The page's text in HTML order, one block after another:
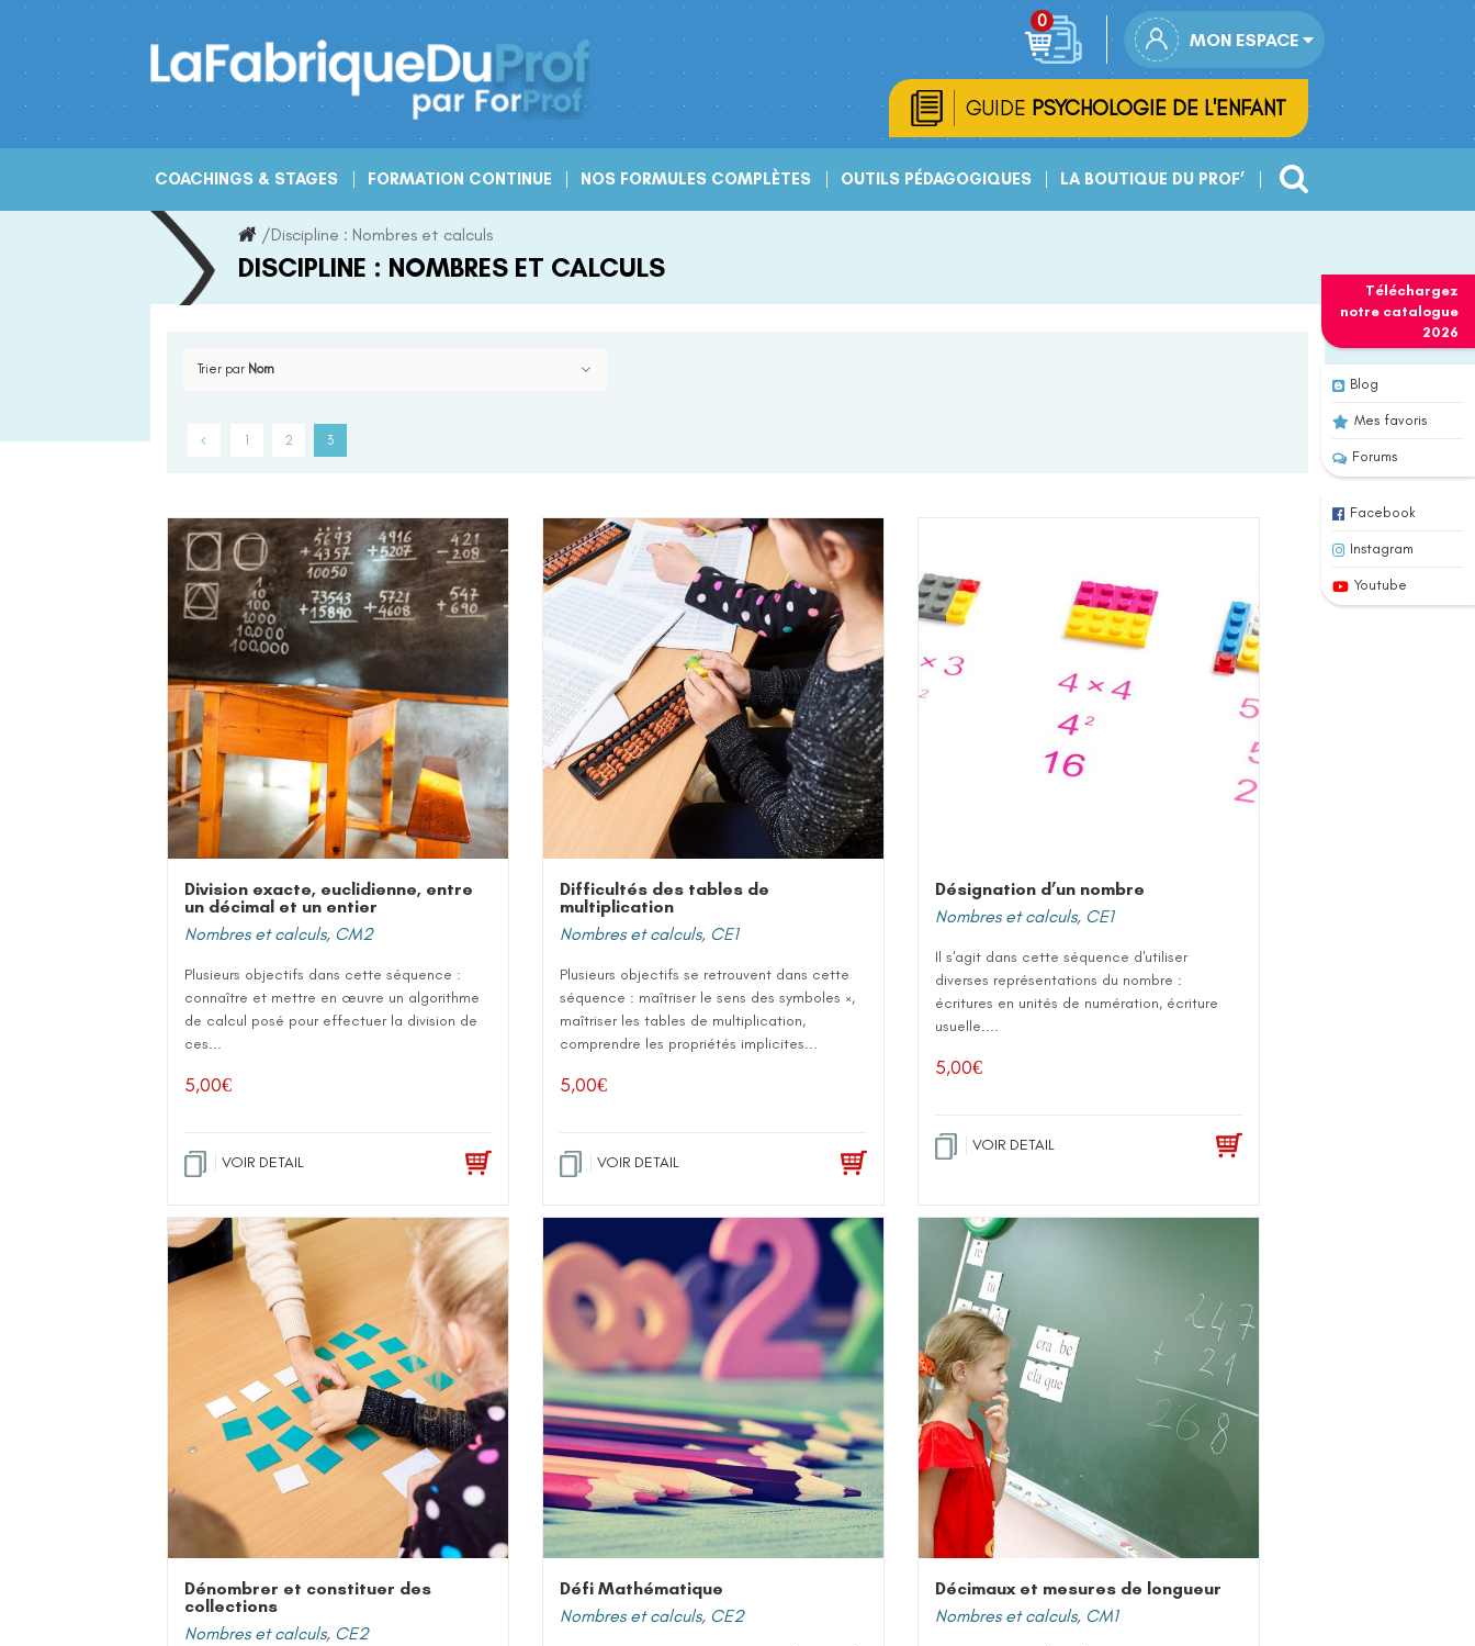
Téléchargez
notre catalogue
2026
Blog
Mes favoris
Forums
Facebook
Instagram
Youtube
Skip
to
MON ESPACE
GUIDE PSYCHOLOGIE DE L'ENFANT
COACHINGS & STAGES FORMATION CONTINUE NOS FORMULES COMPLÈTES OUTILS PÉDAGOGIQUES LA BOUTIQUE DU PROF’
/Discipline : Nombres et calculs
DISCIPLINE : NOMBRES ET CALCULS
Trier par Nom
1 2 3
Division exacte, euclidienne, entre
un décimal et un entier
Nombres et calculs, CM2
Plusieurs objectifs dans cette séquence :
connaître et mettre en œuvre un algorithme
de calcul posé pour effectuer la division de
ces...
5,00€
VOIR DETAIL
Difficultés des tables de
multiplication
Nombres et calculs, CE1
Plusieurs objectifs se retrouvent dans cette
séquence : maîtriser le sens des symboles ×,
maîtriser les tables de multiplication,
comprendre les propriétés implicites...
5,00€
VOIR DETAIL
Désignation d’un nombre
Nombres et calculs, CE1
Il s'agit dans cette séquence d'utiliser
diverses représentations du nombre :
écritures en unités de numération, écriture
usuelle....
5,00€
VOIR DETAIL
Dénombrer et constituer des
collections
Nombres et calculs, CE2
Défi Mathématique
Nombres et calculs, CE2
Décimaux et mesures de longueur
Nombres et calculs, CM1